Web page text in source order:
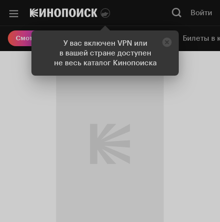
У вас включен VPN или
в вашей стране доступен
не весь каталог Кинопоиска
Войти
Смотреть кино Онлайн-кинотеатр Билеты в